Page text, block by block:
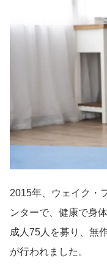
2015年、ウェイク・
ンターで、健康で身
成人75人を募り、無
が行われました。